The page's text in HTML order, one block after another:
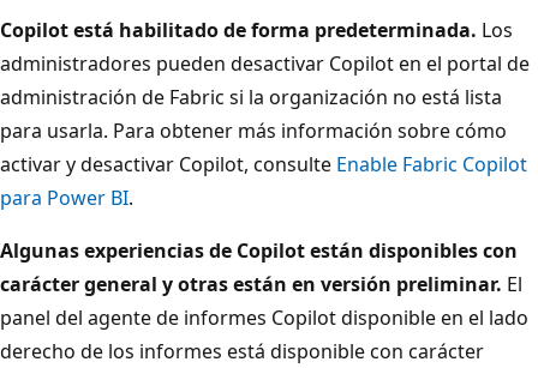
Copilot está habilitado de forma predeterminada. Los
administradores pueden desactivar Copilot en el portal de
administración de Fabric si la organización no está lista
para usarla. Para obtener más información sobre cómo
activar y desactivar Copilot, consulte Enable Fabric Copilot
para Power BI.
Algunas experiencias de Copilot están disponibles con
carácter general y otras están en versión preliminar. El
panel del agente de informes Copilot disponible en el lado
derecho de los informes está disponible con carácter